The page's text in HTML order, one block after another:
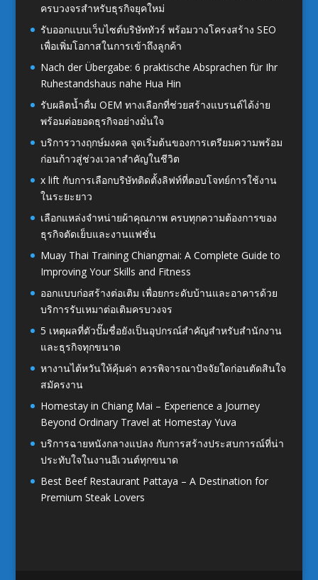
ครบวงจรสำหรับธุรกิจยุคใหม่
รับออกแบบเว็บไซต์บริษัททัวร์ พร้อมวางโครงสร้าง SEO
เพื่อเพิ่มโอกาสในการเข้าถึงลูกค้า
Nach der Übergabe: 6 praktische Absprachen für Ihr
Ruhestandshaus nahe Hua Hin
รับผลิตน้ำดื่ม OEM ทางเลือกที่ช่วยสร้างแบรนด์ได้ง่าย
พร้อมต่อยอดธุรกิจอย่างมั่นใจ
บริการวางฤกษ์มงคล จุดเริ่มต้นของการเตรียมความพร้อม
ก่อนก้าวสู่ช่วงเวลาสำคัญในชีวิต
x lift กับการเลือกบริษัทติดตั้งลิฟท์ที่ตอบโจทย์การใช้งาน
ในระยะยาว
เลือกแหล่งจำหน่ายผ้าคุณภาพ ครบทุกความต้องการของ
ธุรกิจตัดเย็บและงานแฟชั่น
Muay Thai Training Chiangmai: A Complete Guide to
Improving Your Skills and Fitness
ออกแบบก่อสร้างต่อเติม เพื่อยกระดับบ้านและอาคารด้วย
บริการรับเหมาต่อเติมครบวงจร
5 เหตุผลที่ตัวปั๊มชื่อยังเป็นอุปกรณ์สำคัญสำหรับสำนักงาน
และธุรกิจทุกขนาด
หางานไต้หวันให้คุ้มค่า ควรพิจารณาปัจจัยใดก่อนตัดสินใจ
สมัครงาน
Homestay in Chiang Mai – Experience a Journey
Beyond Ordinary Travel at Homestay Yuva
บริการฉายหนังกลางแปลง กับการสร้างประสบการณ์ที่น่า
ประทับใจในงานอีเวนต์ทุกขนาด
Best Beef Restaurant Pattaya – A Destination for
Premium Steak Lovers